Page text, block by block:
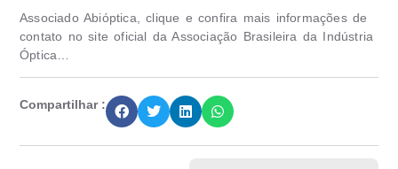
Associado Abióptica, clique e confira mais informações de
contato no site oficial da Associação Brasileira da Indústria
Óptica…
Compartilhar :